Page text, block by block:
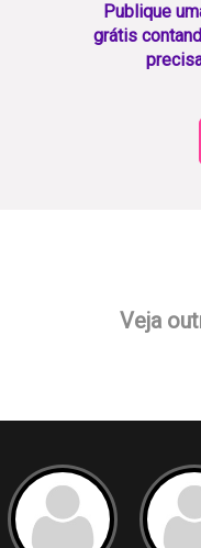
Publique
grátis
Veja